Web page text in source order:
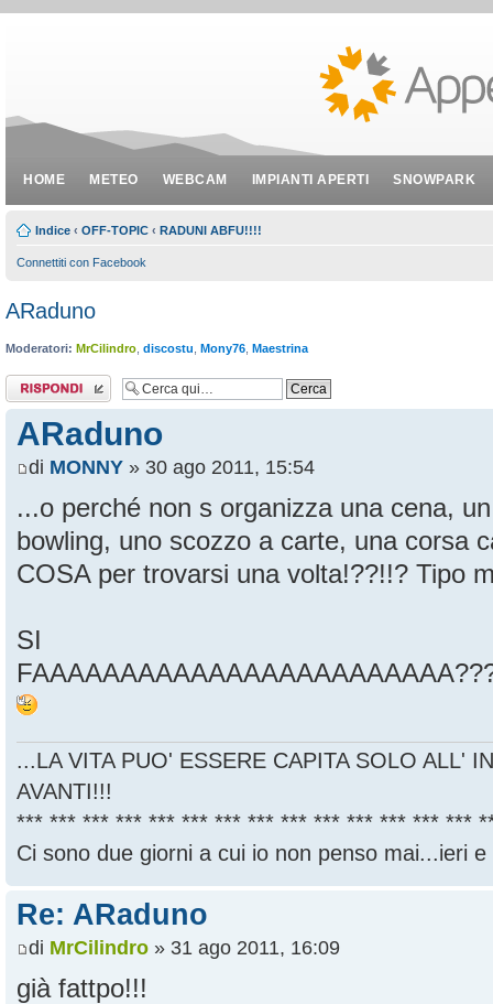
HOME METEO WEBCAM IMPIANTI APERTI SNOWPARK
Indice ‹ OFF-TOPIC ‹ RADUNI ABFU!!!!
Connettiti con Facebook
ARaduno
Moderatori: MrCilindro discostu Mony76 Maestrina
Rispondi al
messaggio
ARaduno
di MONNY » 30 ago 2011, 15:54
...o perché non s organizza una cena,
bowling, uno scozzo a carte, una corsa
COSA per trovarsi una volta!??!!? Tipo
SI
...LA VITA PUO' ESSERE CAPITA SOLO ALL'
AVANTI!!!
*** *** *** *** *** *** *** *** *** *** *** *** *** ***
Ci sono due giorni a cui io non penso mai...ieri
Re: ARaduno
di MrCilindro » 31 ago 2011, 16:09
già fattpo!!!